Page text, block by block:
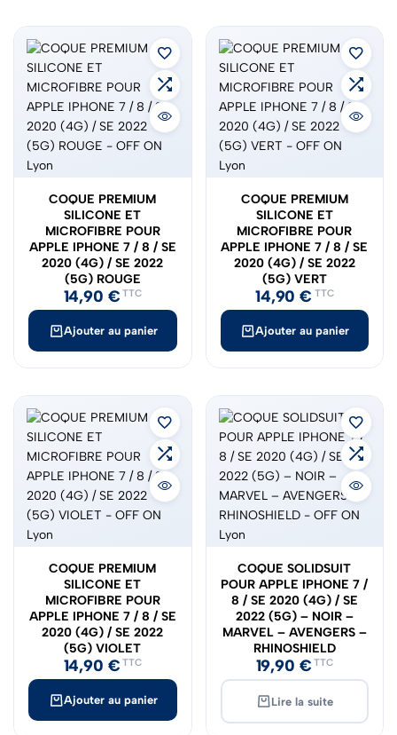
Ajouter au panier
COQUE PREMIUM
SILICONE ET
MICROFIBRE POUR
APPLE IPHONE 7 / 8 / SE
2020 (4G) / SE 2022
(5G) ROUGE
14,90 € TTC
Ajouter au panier
COQUE PREMIUM
SILICONE ET
MICROFIBRE POUR
APPLE IPHONE 7 / 8 / SE
2020 (4G) / SE 2022
(5G) VERT
14,90€ TTC
Ajouter au panier
COQUE PREMIUM
SILICONE ET
MICROFIBRE POUR
APPLE IPHONE 7 / 8 / SE
2020 (4G) / SE 2022
(5G) VIOLET
14,90 € TTC
Lire la suite
COQUE SOLIDSUIT
POUR APPLE IPHONE 7 /
8 / SE 2020 (4G) / SE
2022 (5G) – NOIR –
MARVEL – AVENGERS –
RHINOSHIELD
19,90 € TTC